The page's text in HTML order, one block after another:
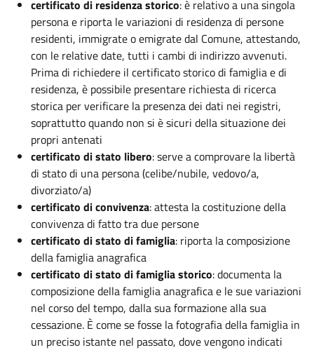
certificato di residenza storico: è relativo a una singola
persona e riporta le variazioni di residenza di persone
residenti, immigrate o emigrate dal Comune, attestando,
con le relative date, tutti i cambi di indirizzo avvenuti.
Prima di richiedere il certificato storico di famiglia e di
residenza, è possibile presentare richiesta di ricerca
storica per verificare la presenza dei dati nei registri,
soprattutto quando non si è sicuri della situazione dei
propri antenati
certificato di stato libero: serve a comprovare la libertà
di stato di una persona (celibe/nubile, vedovo/a,
divorziato/a)
certificato di convivenza: attesta la costituzione della
convivenza di fatto tra due persone
certificato di stato di famiglia: riporta la composizione
della famiglia anagrafica
certificato di stato di famiglia storico: documenta la
composizione della famiglia anagrafica e le sue variazioni
nel corso del tempo, dalla sua formazione alla sua
cessazione. È come se fosse la fotografia della famiglia in
un preciso istante nel passato, dove vengono indicati